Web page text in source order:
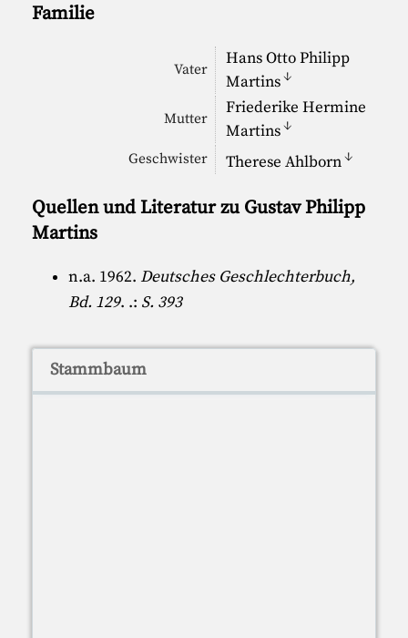
Familie
Vater
Hans Otto Philipp
Martins↓
Mutter
Friederike Hermine
Martins↓
Geschwister Therese Ahlborn↓
Quellen und Literatur zu Gustav Philipp
Martins
n.a. 1962. Deutsches Geschlechterbuch,
Bd. 129. .: S. 393
Stammbaum